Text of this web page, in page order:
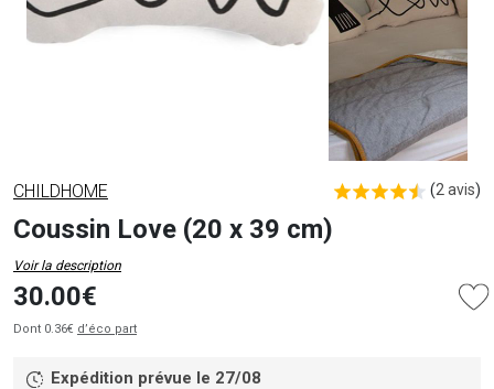
CHILDHOME (2 avis)
Coussin Love (20 x 39 cm)
Voir la description
30.00€
Dont 0.36€ d’éco part
Expédition prévue le 27/08